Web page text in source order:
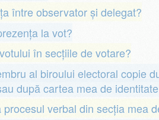
între observator și delegat?
la vot?
în secțiile de votare?
al biroului electoral copie
după cartea mea de
verbal din secția mea